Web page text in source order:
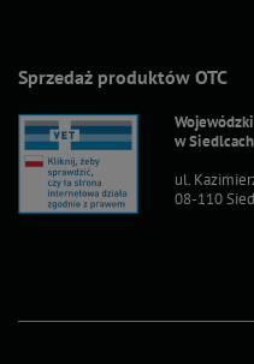
Sprzedaż produktów OTC
w Siedlcach
ul.
08-110